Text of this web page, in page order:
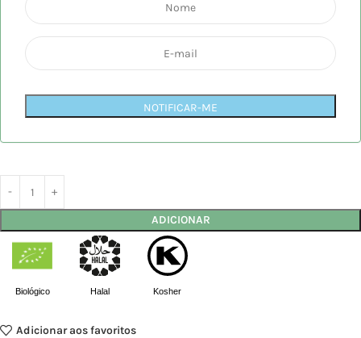
NOTIFICAR-ME
ADICIONAR
Biológico Halal Kosher
Adicionar aos favoritos